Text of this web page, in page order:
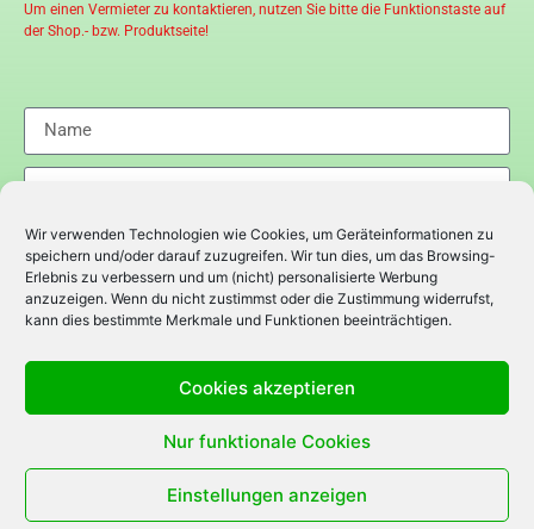
Wir verwenden Technologien wie Cookies, um Geräteinformationen zu
speichern und/oder darauf zuzugreifen. Wir tun dies, um das Browsing-
Erlebnis zu verbessern und um (nicht) personalisierte Werbung
anzuzeigen. Wenn du nicht zustimmst oder die Zustimmung widerrufst,
kann dies bestimmte Merkmale und Funktionen beeinträchtigen.
Cookies akzeptieren
Nur funktionale Cookies
Einstellungen anzeigen
Um einen Vermieter zu kontaktieren, nutzen Sie bitte die Funktionstaste auf
der Shop.- bzw. Produktseite!